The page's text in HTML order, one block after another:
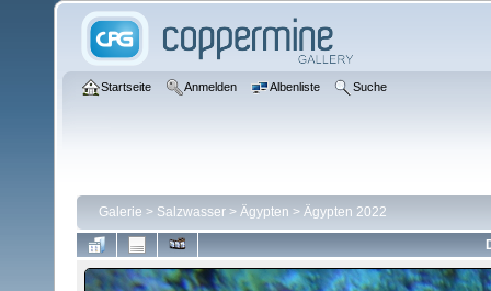
Startseite Anmelden Albenliste Suche
Galerie > Salzwasser > Ägypten > Ägypten 2022